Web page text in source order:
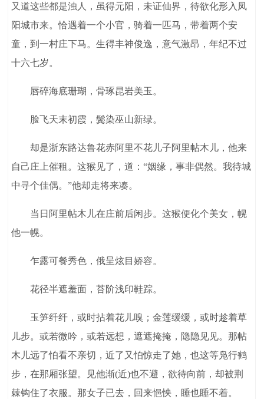
又道这些都是浊人，虽得元阳，未证仙界，待欲化形入凤
阳城市来。恰遇着一个小官，骑着一匹马，带着两个安
童，到一村庄下马。生得丰神俊逸，意气激昂，年纪不过
十六七岁。
唇碎海底珊瑚，骨琢昆岩美玉。
脸飞天末初霞，鬓染巫山新绿。
却是浙东路达鲁花赤阿里不花儿子阿里帖木儿，他来
自己庄上催租。这猴见了，道：“姻缘，事非偶然。我待城
中寻个佳偶。”他却走将来凑。
当日阿里帖木儿在庄前后闲步。这猴便化个美女，幌
他一幌。
乍露可餐秀色，俄呈炫目娇容。
花径半遮羞面，苔阶浅印鞋踪。
玉笋纤纤，或时拈着花儿嗅；金莲缓缓，或时趁着草
儿步。或若微吟，或若远想，遮遮掩掩，隐隐见见。那帖
木儿远了怕看不亲切，近了又怕惊走了她，也这等凫行鹤
步，在那厢张望。见他渐(近)也不避，欲待向前，却被荆
棘钩住了衣服。那女子已去，回来悒怏，睡也睡不着。